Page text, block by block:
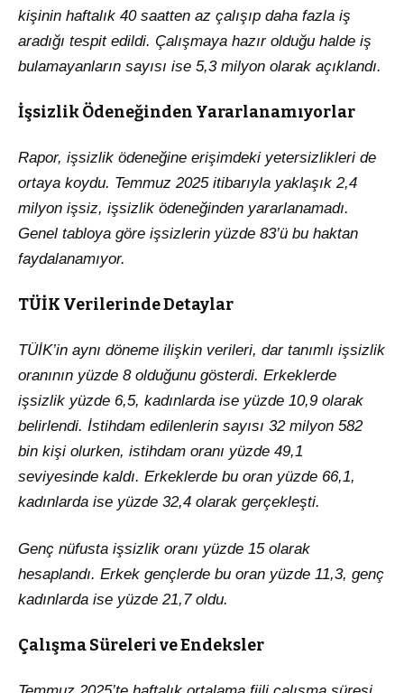
kişinin haftalık 40 saatten az çalışıp daha fazla iş
aradığı tespit edildi. Çalışmaya hazır olduğu halde iş
bulamayanların sayısı ise 5,3 milyon olarak açıklandı.
İşsizlik Ödeneğinden Yararlanamıyorlar
Rapor, işsizlik ödeneğine erişimdeki yetersizlikleri de
ortaya koydu. Temmuz 2025 itibarıyla yaklaşık 2,4
milyon işsiz, işsizlik ödeneğinden yararlanamadı.
Genel tabloya göre işsizlerin yüzde 83’ü bu haktan
faydalanamıyor.
TÜİK Verilerinde Detaylar
TÜİK’in aynı döneme ilişkin verileri, dar tanımlı işsizlik
oranının yüzde 8 olduğunu gösterdi. Erkeklerde
işsizlik yüzde 6,5, kadınlarda ise yüzde 10,9 olarak
belirlendi. İstihdam edilenlerin sayısı 32 milyon 582
bin kişi olurken, istihdam oranı yüzde 49,1
seviyesinde kaldı. Erkeklerde bu oran yüzde 66,1,
kadınlarda ise yüzde 32,4 olarak gerçekleşti.
Genç nüfusta işsizlik oranı yüzde 15 olarak
hesaplandı. Erkek gençlerde bu oran yüzde 11,3, genç
kadınlarda ise yüzde 21,7 oldu.
Çalışma Süreleri ve Endeksler